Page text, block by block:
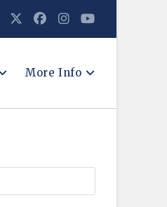
More Info